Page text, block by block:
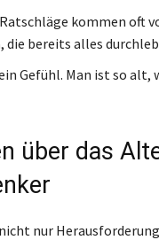
kommen oft
die bereits alles
Gefühl. Man ist so alt,
über das
nur